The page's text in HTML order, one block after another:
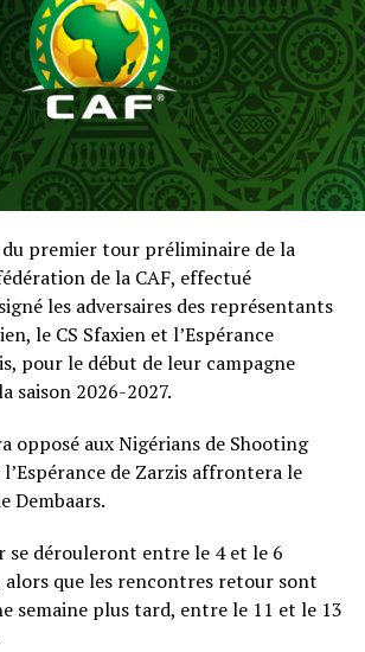
premier tour préliminaire de la
de la CAF, effectué
les adversaires des représentants
le CS Sfaxien et l’Espérance
pour le début de leur campagne
saison 2026-2027.
opposé aux Nigérians de Shooting
de Zarzis affrontera le
Dembaars.
se dérouleront entre le 4 et le 6
alors que les rencontres retour sont
semaine plus tard, entre le 11 et le 13